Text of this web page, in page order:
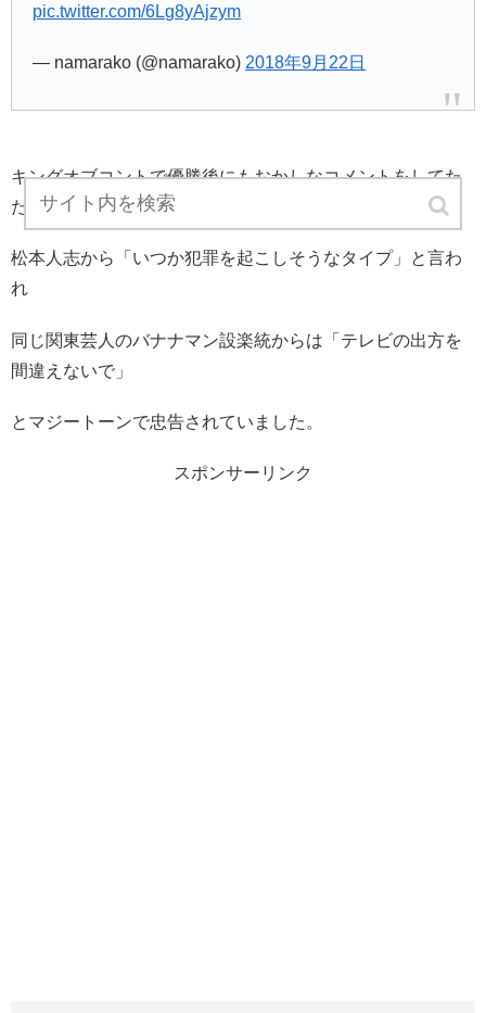
pic.twitter.com/6Lg8yAjzym
— namarako (@namarako) 2018年9月22日
キングオブコントで優勝後にもおかしなコメントをしてた
ため、
松本人志から「いつか犯罪を起こしそうなタイプ」と言わ
れ
同じ関東芸人のバナナマン設楽統からは「テレビの出方を
間違えないで」
とマジートーンで忠告されていました。
スポンサーリンク